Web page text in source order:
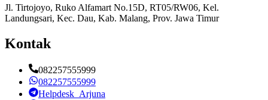
Jl. Tirtojoyo, Ruko Alfamart No.15D, RT05/RW06, Kel.
Landungsari, Kec. Dau, Kab. Malang, Prov. Jawa Timur
Kontak
082257555999
082257555999
Helpdesk_Arjuna